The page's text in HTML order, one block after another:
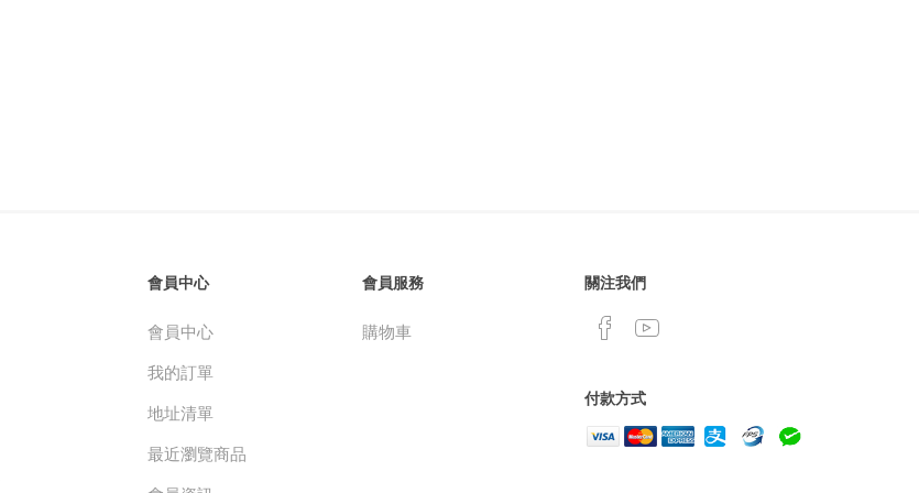
會員中心
會員中心
我的訂單
地址清單
最近瀏覽商品
會員服務
購物車
關注我們
付款方式